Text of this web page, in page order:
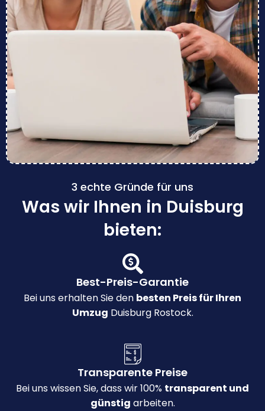
3 echte Gründe für uns
Was wir Ihnen in Duisburg
bieten:
Best-Preis-Garantie
Bei uns erhalten Sie den besten Preis für Ihren
Umzug Duisburg Rostock.
Transparente Preise
Bei uns wissen Sie, dass wir 100% transparent und
günstig arbeiten.